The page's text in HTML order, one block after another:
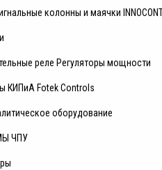
колонны и маячки
реле Регуляторы мощности
КИПиА Fotek Controls
оборудование
ЧПУ